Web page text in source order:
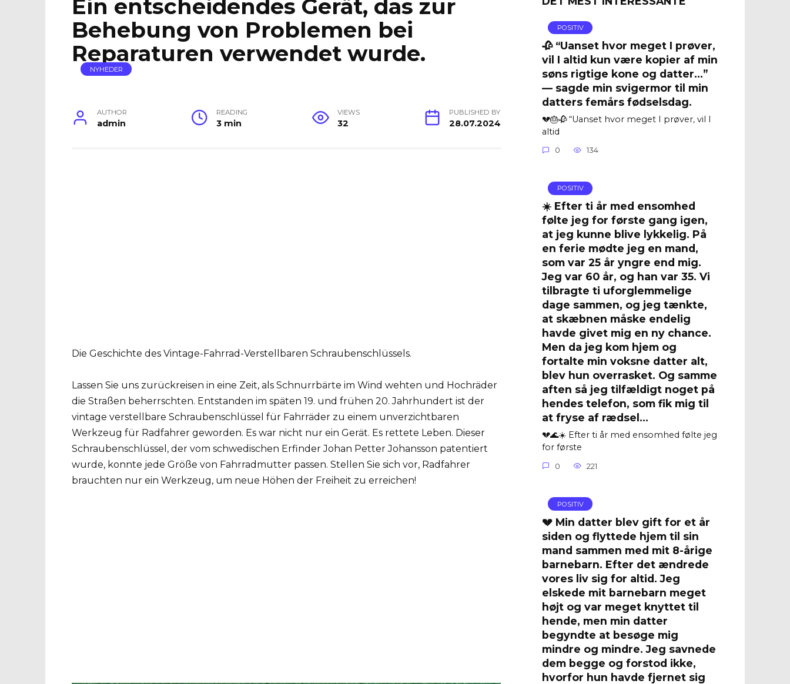
Ein entscheidendes Gerät, das zur
Behebung von Problemen bei
Reparaturen verwendet wurde.
NYHEDER
AUTHOR
admin
READING
3 min
VIEWS
32
PUBLISHED BY
28.07.2024
Die Geschichte des Vintage-Fahrrad-Verstellbaren Schraubenschlüssels.
Lassen Sie uns zurückreisen in eine Zeit, als Schnurrbärte im Wind wehten und Hochräder
die Straßen beherrschten. Entstanden im späten 19. und frühen 20. Jahrhundert ist der
vintage verstellbare Schraubenschlüssel für Fahrräder zu einem unverzichtbaren
Werkzeug für Radfahrer geworden. Es war nicht nur ein Gerät. Es rettete Leben. Dieser
Schraubenschlüssel, der vom schwedischen Erfinder Johan Petter Johansson patentiert
wurde, konnte jede Größe von Fahrradmutter passen. Stellen Sie sich vor, Radfahrer
brauchten nur ein Werkzeug, um neue Höhen der Freiheit zu erreichen!
POSITIV
🥀 “Uanset hvor meget I prøver,
vil I altid kun være kopier af min
søns rigtige kone og datter…”
— sagde min svigermor til min
datters femårs fødselsdag.
💔🎂🥀 “Uanset hvor meget I prøver, vil I
altid
0 134
POSITIV
☀️ Efter ti år med ensomhed
følte jeg for første gang igen,
at jeg kunne blive lykkelig. På
en ferie mødte jeg en mand,
som var 25 år yngre end mig.
Jeg var 60 år, og han var 35. Vi
tilbragte ti uforglemmelige
dage sammen, og jeg tænkte,
at skæbnen måske endelig
havde givet mig en ny chance.
Men da jeg kom hjem og
fortalte min voksne datter alt,
blev hun overrasket. Og samme
aften så jeg tilfældigt noget på
hendes telefon, som fik mig til
at fryse af rædsel…
💔🌊☀️ Efter ti år med ensomhed følte jeg
for første
0 221
POSITIV
💔 Min datter blev gift for et år
siden og flyttede hjem til sin
mand sammen med mit 8-årige
barnebarn. Efter det ændrede
vores liv sig for altid. Jeg
elskede mit barnebarn meget
højt og var meget knyttet til
hende, men min datter
begyndte at besøge mig
mindre og mindre. Jeg savnede
dem begge og forstod ikke,
hvorfor hun havde fjernet sig